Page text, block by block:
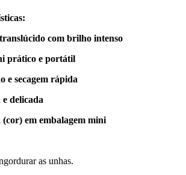
com brilho intenso
prático e portátil
e secagem rápida
delicada
em embalagem mini
as unhas.